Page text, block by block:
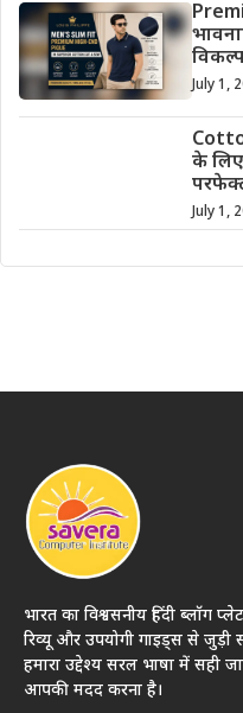
July 1,
के
July 1,
भारत का विश्वसनीय हिंदी ब्लॉग
रिव्यू और उपयोगी गाइड्स से
हमारा उद्देश्य सरल भाषा में सही
आपकी मदद करना है।